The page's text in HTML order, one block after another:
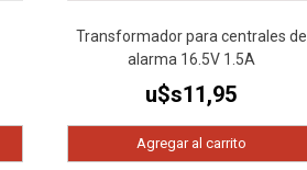
Transformador para centrales de
alarma 16.5V 1.5A
u$s11,95
Agregar al carrito